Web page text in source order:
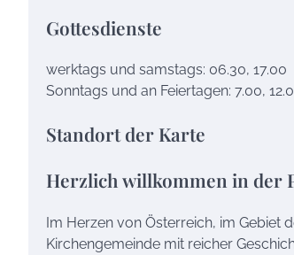
Gottesdienste
werktags und samstags: 06.30, 17.00
Sonntags und an Feiertagen: 7.00,
Standort der Karte
Herzlich willkommen in der
Im Herzen von Österreich, im Gebiet
Kirchengemeinde mit reicher